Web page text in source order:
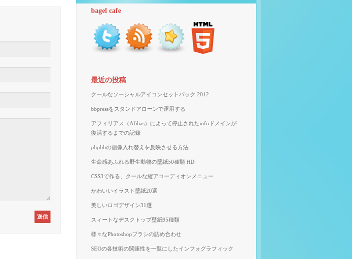
bagel cafe
最近の投稿
クールなソーシャルアイコンセットパック 2012
bbpressをスタンドアローンで運用する
アフィリアス（Afilias）によって停止されたinfoドメインが
復活するまでの記録
phpbbの画像入れ替えを反映させる方法
生命感あふれる野生動物の壁紙50種類 HD
CSS3で作る、クールな縦アコーディオンメニュー
かわいいイラスト壁紙20選
美しいロゴデザイン31選
スィートなデスクトップ壁紙95種類
様々なPhotoshopブラシの詰め合わせ
SEOの各技術の関連性を一覧にしたインフォグラフィック